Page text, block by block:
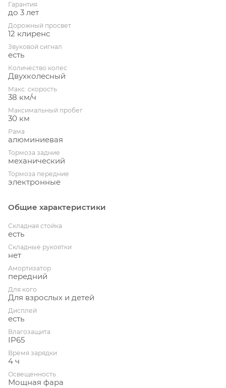
Гарантия
до 3 лет
Дорожный просвет
12 клиренс
Звуковой сигнал
есть
Количество колес
Двухколесный
Макс. скорость
38 км/ч
Максимальный пробег
30 км
Рама
алюминиевая
Тормоза задние
механический
Тормоза передние
электронные
Общие характеристики
Складная стойка
есть
Складные рукоятки
нет
Амортизатор
передний
Для кого
Для взрослых и детей
Дисплей
есть
Влагозащита
IP65
Время зарядки
4 ч
Освещенность
Мощная фара